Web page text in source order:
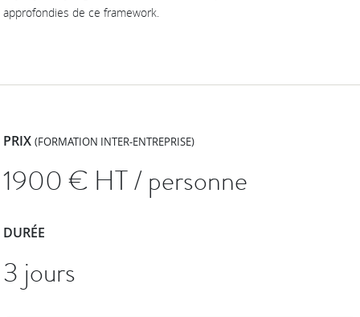
approfondies de ce framework.
PRIX(FORMATION INTER-ENTREPRISE)
1900€ HT / personne
DURÉE
3 jours